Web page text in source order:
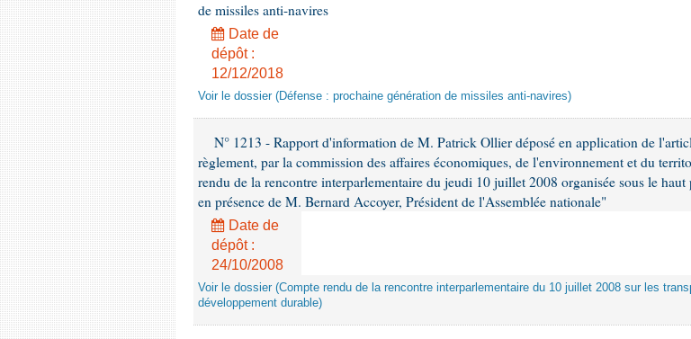
de missiles anti-navires
Date de
dépôt :
12/12/2018
Voir le dossier (Défense : prochaine génération de missiles anti-navires)
N° 1213 - Rapport d'information de M. Patrick Ollier déposé en application de
règlement, par la commission des affaires économiques, de l'environnement et du
rendu de la rencontre interparlementaire du jeudi 10 juillet 2008 organisée sous le haut
en présence de M. Bernard Accoyer, Président de l'Assemblée nationale"
Date de
dépôt :
24/10/2008
Voir le dossier (Compte rendu de la rencontre interparlementaire du 10 juillet 2008 sur les
développement durable)